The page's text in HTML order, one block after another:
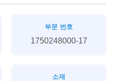
부문 번호
1750248000-17
소재